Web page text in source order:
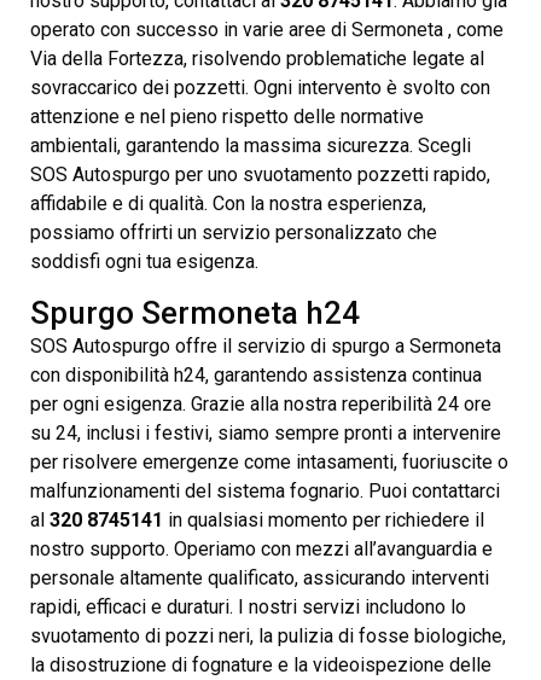
operato con successo in varie aree di Sermoneta , come
Via della Fortezza, risolvendo problematiche legate al
sovraccarico dei pozzetti. Ogni intervento è svolto con
attenzione e nel pieno rispetto delle normative
ambientali, garantendo la massima sicurezza. Scegli
SOS Autospurgo per uno svuotamento pozzetti rapido,
affidabile e di qualità. Con la nostra esperienza,
possiamo offrirti un servizio personalizzato che
soddisfi ogni tua esigenza.
Spurgo Sermoneta h24
SOS Autospurgo offre il servizio di spurgo a Sermoneta
con disponibilità h24, garantendo assistenza continua
per ogni esigenza. Grazie alla nostra reperibilità 24 ore
su 24, inclusi i festivi, siamo sempre pronti a intervenire
per risolvere emergenze come intasamenti, fuoriuscite o
malfunzionamenti del sistema fognario. Puoi contattarci
al 320 8745141 in qualsiasi momento per richiedere il
nostro supporto. Operiamo con mezzi all’avanguardia e
personale altamente qualificato, assicurando interventi
rapidi, efficaci e duraturi. I nostri servizi includono lo
svuotamento di pozzi neri, la pulizia di fosse biologiche,
la disostruzione di fognature e la videoispezione delle